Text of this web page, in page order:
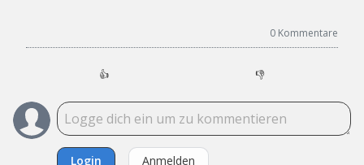
0 Kommentare
👍 👎
Login Anmelden